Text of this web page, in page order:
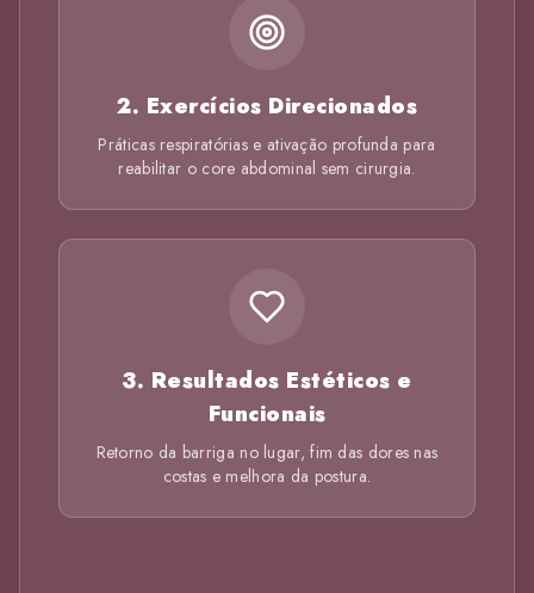
2. Exercícios Direcionados
Práticas respiratórias e ativação profunda para
reabilitar o core abdominal sem cirurgia.
3. Resultados Estéticos e
Funcionais
Retorno da barriga no lugar, fim das dores nas
costas e melhora da postura.